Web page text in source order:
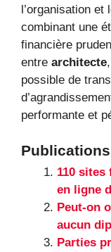
l’organisation
combinant une
financière
entre architecte
possible de
performante et
110 sites
en ligne
Peut-on
aucun
Parties